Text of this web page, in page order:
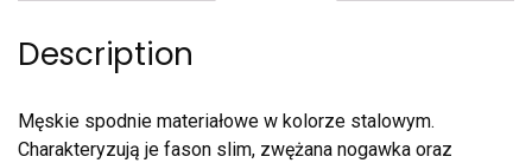
Description
Męskie spodnie materiałowe w kolorze stalowym.
Charakteryzują je fason slim, zwężana nogawka oraz